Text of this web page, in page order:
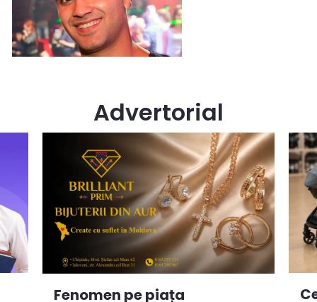
Advertorial
Fenomen pe piața